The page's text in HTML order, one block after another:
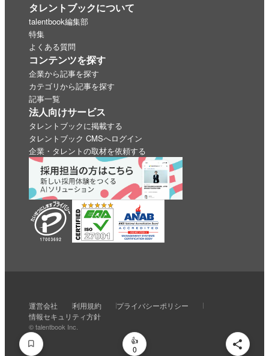
0
0 0 0 0 0
タレントブックについて
talentbook編集部
特集
よくある質問
コンテンツを探す
企業から記事を探す
カテゴリから記事を探す
記事一覧
法人向けサービス
タレントブックに掲載する
タレントブック CMSへログイン
企業・タレントの取材を依頼する
運営会社 利用規約
プライバシーポリシー
情報セキュリティ方針
© talentbook Inc.